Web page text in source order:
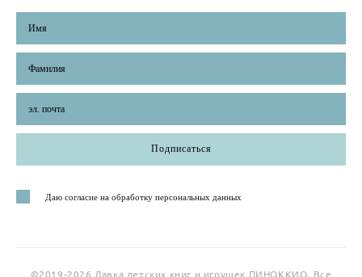
Подписаться
Даю согласие на обработку персональных данных
©2019-2026 Лавка детских книг и игрушек ПИНОККИО. Все